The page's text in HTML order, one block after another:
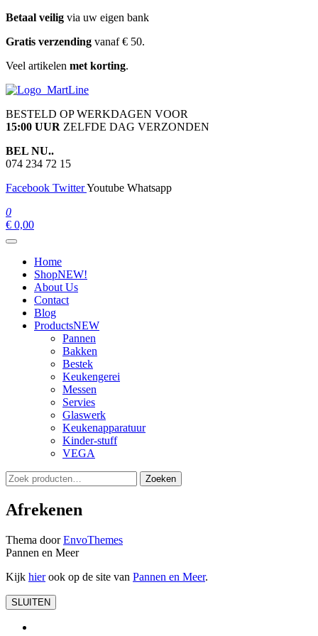
Ga
de
Betaal veilig via uw eigen bank
Gratis verzending vanaf € 50.
Veel artikelen met korting.
martline.nl
BESTELD OP WERKDAGEN VOOR
15:00 UUR ZELFDE DAG VERZONDEN
BEL NU..
074 234 72 15
Facebook TwitterYoutube Whatsapp
0
€ 0,00
Home
ShopNEW!
About Us
Contact
Blog
ProductsNEW
Pannen
Bakken
Bestek
Keukengerei
Messen
Servies
Glaswerk
Keukenapparatuur
Kinder-stuff
VEGA
Zoeken
naar:
Zoeken
Afrekenen
Thema doorEnvoThemes
Pannen en Meer
Kijk hierook op de site van Pannen en Meer.
SLUITEN